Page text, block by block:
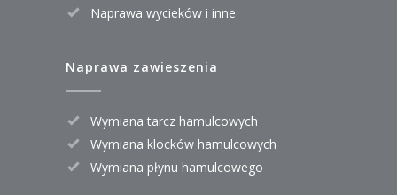
Naprawa wycieków i inne
Naprawa zawieszenia
Wymiana tarcz hamulcowych
Wymiana klocków hamulcowych
Wymiana płynu hamulcowego